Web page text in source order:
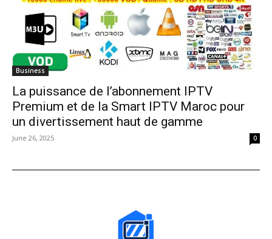
Business
La puissance de l’abonnement IPTV
Premium et de la Smart IPTV Maroc pour
un divertissement haut de gamme
June 26, 2025 0